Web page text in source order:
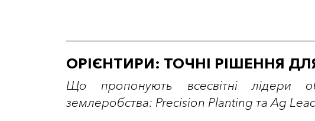
ОРІЄНТИРИ: ТОЧНІ РІШЕННЯ
Що пропонують всесвітні лідери
землеробства: Precision Planting та Ag